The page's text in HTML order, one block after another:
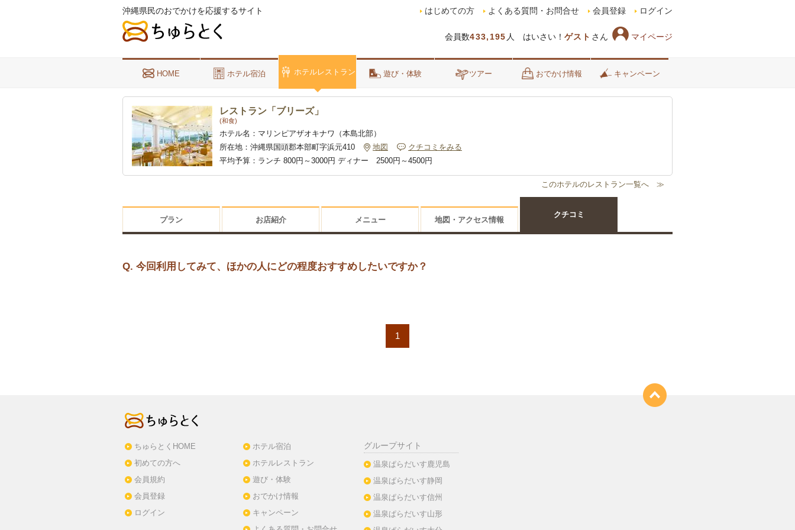
沖縄県民のおでかけを応援するサイト
会員数433,195 人 はいさい！ ゲスト さん マイページ
はじめての方 よくある質問・お問合せ 会員登録 ログイン
HOME ホテル宿泊 ホテルレストラン 遊び・体験 ツアー おでかけ情報 キャンペーン
レストラン「ブリーズ」
(和食)
ホテル名： マリンピアザオキナワ（本島北部）
所在地： 沖縄県国頭郡本部町字浜元410 地図
クチコミをみる
平均予算： ランチ 800円～3000円 ディナー 2500円～4500円
プラン お店紹介 メニュー 地図・アクセス情報
クチコミ
Q. 今回利用してみて、ほかの人にどの程度おすすめしたいですか？
1
ちゅらとくHOME
初めての方へ
会員規約
会員登録
ログイン
ホテル宿泊
ホテルレストラン
遊び・体験
おでかけ情報
キャンペーン
グループサイト
温泉ぱらだいす鹿児島
温泉ぱらだいす静岡
温泉ぱらだいす信州
温泉ぱらだいす山形